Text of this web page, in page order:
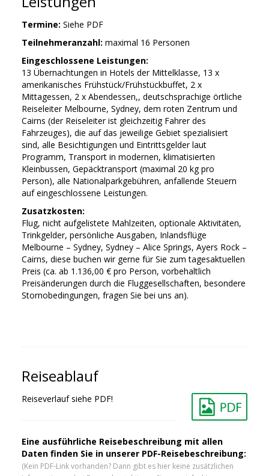
Termine: Siehe PDF
Teilnehmeranzahl: maximal 16 Personen
Eingeschlossene Leistungen:
13 Übernachtungen in Hotels der Mittelklasse, 13 x
amerikanisches Frühstück/Frühstückbuffet, 2 x
Mittagessen, 2 x Abendessen,, deutschsprachige örtliche
Reiseleiter Melbourne, Sydney, dem roten Zentrum und
Cairns (der Reiseleiter ist gleichzeitig Fahrer des
Fahrzeuges), die auf das jeweilige Gebiet spezialisiert
sind, alle Besichtigungen und Eintrittsgelder laut
Programm, Transport in modernen, klimatisierten
Kleinbussen, Gepäcktransport (maximal 20 kg pro
Person), alle Nationalparkgebühren, anfallende Steuern
auf eingeschlossene Leistungen.
Zusatzkosten:
Flug, nicht aufgelistete Mahlzeiten, optionale Aktivitäten,
Trinkgelder, persönliche Ausgaben, Inlandsflüge
Melbourne – Sydney, Sydney – Alice Springs, Ayers Rock –
Cairns, diese buchen wir gerne für Sie zum tagesaktuellen
Preis (ca. ab 1.136,00 € pro Person, vorbehaltlich
Preisänderungen durch die Fluggesellschaften, besondere
Stornobedingungen, fragen Sie bei uns an).
Reiseablauf
Reiseverlauf siehe PDF!
Eine ausführliche Reisebeschreibung mit allen
Daten finden Sie in unserer PDF-Reisebeschreibung:
(Kein PDF-Link vorhanden? Dann gibt es hier keine zusätzlichen